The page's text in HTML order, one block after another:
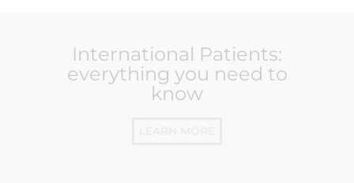
International Patients:
everything you need to
know